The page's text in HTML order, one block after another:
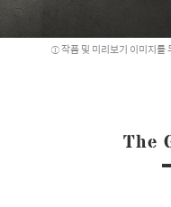
작품 및 미리보기 이미지를
The